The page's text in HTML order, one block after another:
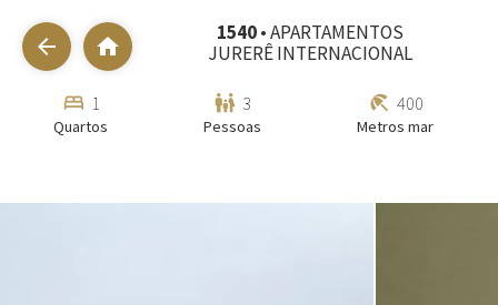
arrow_back home
1540• APARTAMENTOS
JURERÊ INTERNACIONAL
bed 1
Quartos
family_restroom 3
Pessoas
beach_access 400
Metros mar